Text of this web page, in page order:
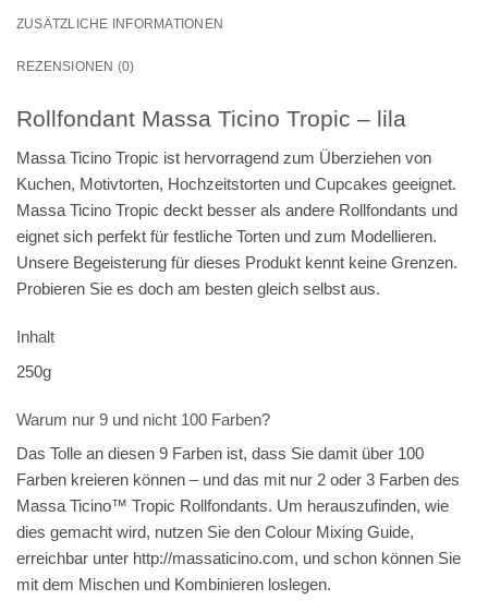
ZUSÄTZLICHE INFORMATIONEN
REZENSIONEN (0)
Rollfondant Massa Ticino Tropic – lila
Massa Ticino Tropic ist hervorragend zum Überziehen von
Kuchen, Motivtorten, Hochzeitstorten und Cupcakes geeignet.
Massa Ticino Tropic deckt besser als andere Rollfondants und
eignet sich perfekt für festliche Torten und zum Modellieren.
Unsere Begeisterung für dieses Produkt kennt keine Grenzen.
Probieren Sie es doch am besten gleich selbst aus.
Inhalt
250g
Warum nur 9 und nicht 100 Farben?
Das Tolle an diesen 9 Farben ist, dass Sie damit über 100
Farben kreieren können – und das mit nur 2 oder 3 Farben des
Massa Ticino™ Tropic Rollfondants. Um herauszufinden, wie
dies gemacht wird, nutzen Sie den Colour Mixing Guide,
erreichbar unter http://massaticino.com, und schon können Sie
mit dem Mischen und Kombinieren loslegen.